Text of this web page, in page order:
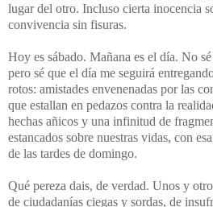
lugar del otro. Incluso cierta inocencia
convivencia sin fisuras.
Hoy es sábado. Mañana es el día. No
pero sé que el día me seguirá
rotos: amistades envenenadas por las
que estallan en pedazos contra la
hechas añicos y una infinitud de
estancados sobre nuestras vidas, con
de las tardes de domingo.
Qué pereza dais, de verdad. Unos y
de ciudadanías ciegas y sordas, de